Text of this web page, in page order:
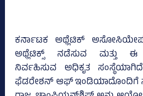
ಕರ್ನಾಟಕ ಅಥ್ಲೆಟಿಕ್
ಅಥ್ಲೆಟಿಕ್ಸ್ ನಡೆಸುವ ಮತ್ತು ಈ
ನಿರ್ವಹಿಸುವ ಅಧಿಕೃತ
ಫೆಡರೇಶನ್ ಆಫ್ ಇಂಡಿಯಾದೊಂದಿಗೆ